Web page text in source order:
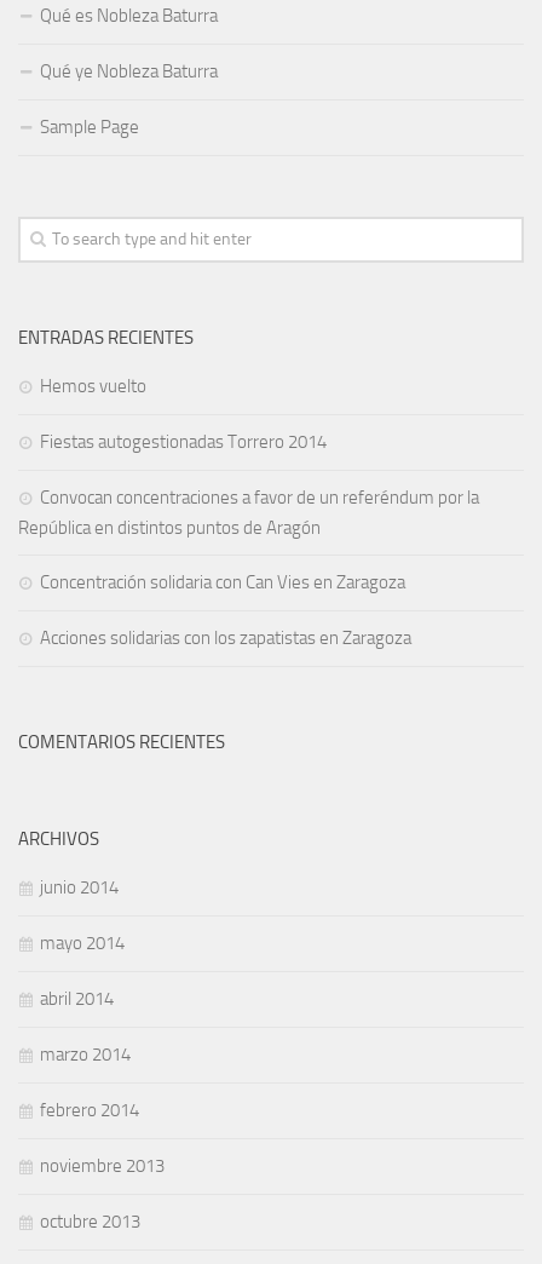
Qué es Nobleza Baturra
Qué ye Nobleza Baturra
Sample Page
ENTRADAS RECIENTES
Hemos vuelto
Fiestas autogestionadas Torrero 2014
Convocan concentraciones a favor de un referéndum por la
República en distintos puntos de Aragón
Concentración solidaria con Can Vies en Zaragoza
Acciones solidarias con los zapatistas en Zaragoza
COMENTARIOS RECIENTES
ARCHIVOS
junio 2014
mayo 2014
abril 2014
marzo 2014
febrero 2014
noviembre 2013
octubre 2013